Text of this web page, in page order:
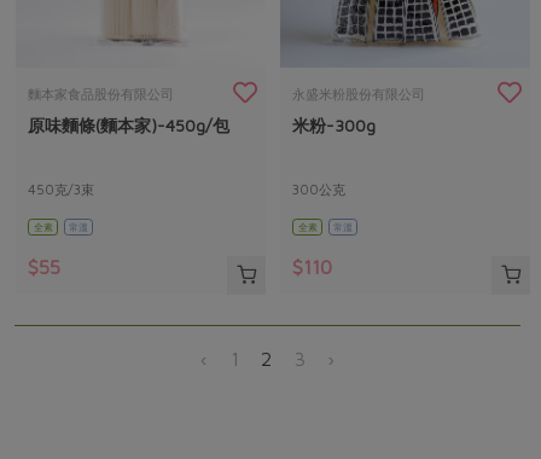
麵本家食品股份有限公司
原味麵條(麵本家)-450g/包
450克/3束
全素 常溫
$55
永盛米粉股份有限公司
米粉-300g
300公克
全素 常溫
$110
‹ 1 2 3 ›